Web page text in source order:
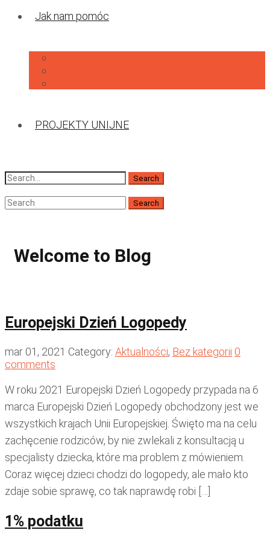
Jak nam pomóc
PROJEKTY UNIJNE
Welcome to Blog
Europejski Dzień Logopedy
mar 01, 2021 Category: Aktualności, Bez kategorii 0
comments
W roku 2021 Europejski Dzień Logopedy przypada na 6
marca Europejski Dzień Logopedy obchodzony jest we
wszystkich krajach Unii Europejskiej. Święto ma na celu
zachęcenie rodziców, by nie zwlekali z konsultacją u
specjalisty dziecka, które ma problem z mówieniem.
Coraz więcej dzieci chodzi do logopedy, ale mało kto
zdaje sobie sprawę, co tak naprawdę robi […]
1% podatku